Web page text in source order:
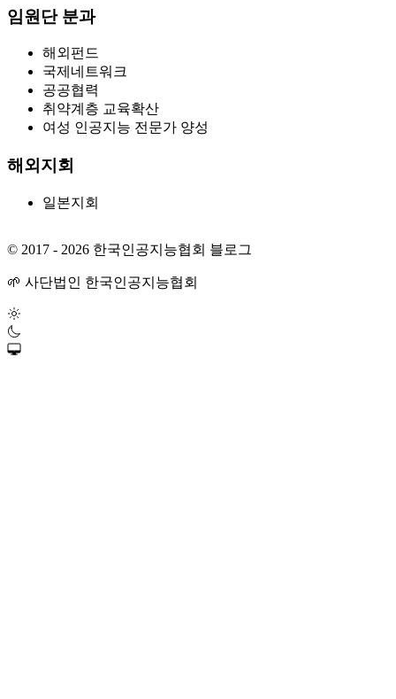
임원단 분과
해외펀드
국제네트워크
공공협력
취약계층 교육확산
여성 인공지능 전문가 양성
해외지회
일본지회
© 2017 - 2026 한국인공지능협회 블로그
🌱 사단법인 한국인공지능협회